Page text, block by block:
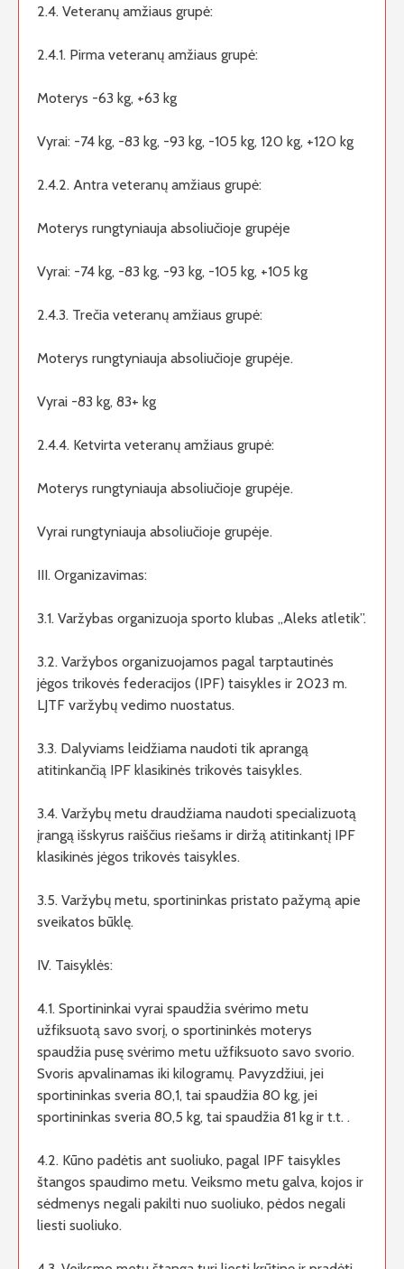
2.4. Veteranų amžiaus grupė:
2.4.1. Pirma veteranų amžiaus grupė:
Moterys -63 kg, +63 kg
Vyrai: -74 kg, -83 kg, -93 kg, -105 kg, 120 kg, +120 kg
2.4.2. Antra veteranų amžiaus grupė:
Moterys rungtyniauja absoliučioje grupėje
Vyrai: -74 kg, -83 kg, -93 kg, -105 kg, +105 kg
2.4.3. Trečia veteranų amžiaus grupė:
Moterys rungtyniauja absoliučioje grupėje.
Vyrai -83 kg, 83+ kg
2.4.4. Ketvirta veteranų amžiaus grupė:
Moterys rungtyniauja absoliučioje grupėje.
Vyrai rungtyniauja absoliučioje grupėje.
III. Organizavimas:
3.1. Varžybas organizuoja sporto klubas ,,Aleks atletik”.
3.2. Varžybos organizuojamos pagal tarptautinės
jėgos trikovės federacijos (IPF) taisykles ir 2023 m.
LJTF varžybų vedimo nuostatus.
3.3. Dalyviams leidžiama naudoti tik aprangą
atitinkančią IPF klasikinės trikovės taisykles.
3.4. Varžybų metu draudžiama naudoti specializuotą
įrangą išskyrus raiščius riešams ir diržą atitinkantį IPF
klasikinės jėgos trikovės taisykles.
3.5. Varžybų metu, sportininkas pristato pažymą apie
sveikatos būklę.
IV. Taisyklės:
4.1. Sportininkai vyrai spaudžia svėrimo metu
užfiksuotą savo svorį, o sportininkės moterys
spaudžia pusę svėrimo metu užfiksuoto savo svorio.
Svoris apvalinamas iki kilogramų. Pavyzdžiui, jei
sportininkas sveria 80,1, tai spaudžia 80 kg, jei
sportininkas sveria 80,5 kg, tai spaudžia 81 kg ir t.t. .
4.2. Kūno padėtis ant suoliuko, pagal IPF taisykles
štangos spaudimo metu. Veiksmo metu galva, kojos ir
sėdmenys negali pakilti nuo suoliuko, pėdos negali
liesti suoliuko.